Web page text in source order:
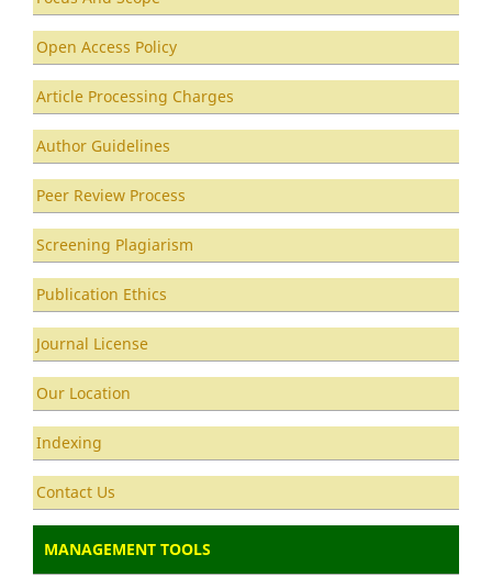
Open Access Policy
Article Processing Charges
Author Guidelines
Peer Review Process
Screening Plagiarism
Publication Ethics
Journal License
Our Location
Indexing
Contact Us
MANAGEMENT TOOLS